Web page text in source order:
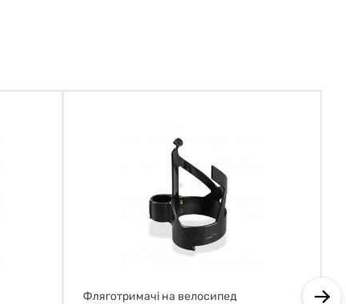
Фляготримачі на велосипед